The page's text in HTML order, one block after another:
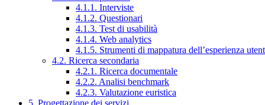
4.1.1. Interviste
4.1.2. Questionari
4.1.3. Test di usabilità
4.1.4. Web analytics
4.1.5. Strumenti di mappatura dell’esperienza
4.2. Ricerca secondaria
4.2.1. Ricerca documentale
4.2.2. Analisi benchmark
4.2.3. Valutazione euristica
5. Progettazione dei servizi